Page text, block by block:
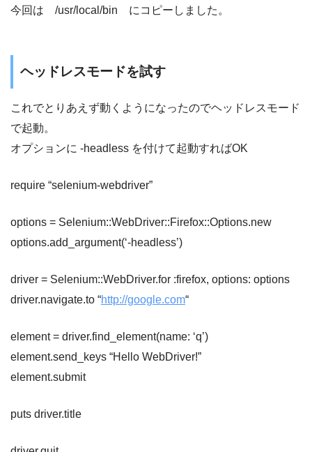
今回は /usr/local/bin にコピーしました。
ヘッドレスモードを試す
これでとりあえず動くようになったのでヘッドレスモード
で起動。
オプションに -headless を付けて起動すればOK
require “selenium-webdriver”
options = Selenium::WebDriver::Firefox::Options.new
options.add_argument(‘-headless’)
driver = Selenium::WebDriver.for :firefox, options: options
driver.navigate.to “http://google.com“
element = driver.find_element(name: ‘q’)
element.send_keys “Hello WebDriver!”
element.submit
puts driver.title